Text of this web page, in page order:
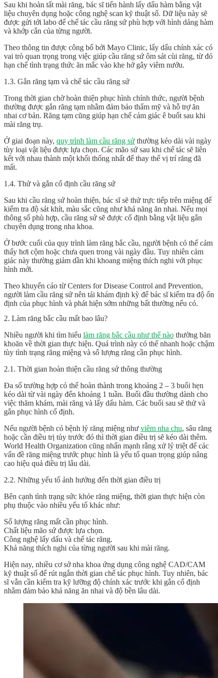
Sau khi hoàn tất mài răng, bác sĩ tiến hành lấy dấu hàm bằng vật
liệu chuyên dụng hoặc công nghệ scan kỹ thuật số. Dữ liệu này sẽ
được gửi tới labo để chế tác cầu răng sứ phù hợp với hình dáng hàm
và khớp cắn của từng người.
Theo thông tin được công bố bởi Mayo Clinic, lấy dấu chính xác có
vai trò quan trọng trong việc giúp cầu răng sứ ôm sát cùi răng, từ đó
hạn chế tình trạng thức ăn mắc vào khe hở gây viêm nướu.
1.3. Gắn răng tạm và chế tác cầu răng sứ
Trong thời gian chờ hoàn thiện phục hình chính thức, người bệnh
thường được gắn răng tạm nhằm đảm bảo thẩm mỹ và hỗ trợ ăn
nhai cơ bản. Răng tạm cũng giúp hạn chế cảm giác ê buốt sau khi
mài răng trụ.
Ở giai đoạn này, quy trình làm cầu răng sứ thường kéo dài vài ngày
tùy loại vật liệu được lựa chọn. Các mão sứ sau khi chế tác sẽ liên
kết với nhau thành một khối thống nhất để thay thế vị trí răng đã
mất.
1.4. Thử và gắn cố định cầu răng sứ
Sau khi cầu răng sứ hoàn thiện, bác sĩ sẽ thử trực tiếp trên miệng để
kiểm tra độ sát khít, màu sắc cũng như khả năng ăn nhai. Nếu mọi
thông số phù hợp, cầu răng sứ sẽ được cố định bằng vật liệu gắn
chuyên dụng trong nha khoa.
Ở bước cuối của quy trình làm răng bắc cầu, người bệnh có thể cảm
thấy hơi cộm hoặc chưa quen trong vài ngày đầu. Tuy nhiên cảm
giác này thường giảm dần khi khoang miệng thích nghi với phục
hình mới.
Theo khuyến cáo từ Centers for Disease Control and Prevention,
người làm cầu răng sứ nên tái khám định kỳ để bác sĩ kiểm tra độ ổn
định của phục hình và phát hiện sớm những bất thường nếu có.
2. Làm răng bắc cầu mất bao lâu?
Nhiều người khi tìm hiểu làm răng bắc cầu như thế nào thường băn
khoăn về thời gian thực hiện. Quá trình này có thể nhanh hoặc chậm
tùy tình trạng răng miệng và số lượng răng cần phục hình.
2.1. Thời gian hoàn thiện cầu răng sứ thông thường
Đa số trường hợp có thể hoàn thành trong khoảng 2 – 3 buổi hẹn
kéo dài từ vài ngày đến khoảng 1 tuần. Buổi đầu thường dành cho
việc thăm khám, mài răng và lấy dấu hàm. Các buổi sau sẽ thử và
gắn phục hình cố định.
Nếu người bệnh có bệnh lý răng miệng như viêm nha chu, sâu răng
hoặc cần điều trị tủy trước đó thì thời gian điều trị sẽ kéo dài thêm.
World Health Organization cũng nhấn mạnh rằng xử lý triệt để các
vấn đề răng miệng trước phục hình là yếu tố quan trọng giúp nâng
cao hiệu quả điều trị lâu dài.
2.2. Những yếu tố ảnh hưởng đến thời gian điều trị
Bên cạnh tình trạng sức khỏe răng miệng, thời gian thực hiện còn
phụ thuộc vào nhiều yếu tố khác như:
Số lượng răng mất cần phục hình.
Chất liệu mão sứ được lựa chọn.
Công nghệ lấy dấu và chế tác răng.
Khả năng thích nghi của từng người sau khi mài răng.
Hiện nay, nhiều cơ sở nha khoa ứng dụng công nghệ CAD/CAM
kỹ thuật số để rút ngắn thời gian chế tác phục hình. Tuy nhiên, bác
sĩ vẫn cần kiểm tra kỹ lưỡng độ chính xác trước khi gắn cố định
nhằm đảm bảo khả năng ăn nhai và độ bền lâu dài.